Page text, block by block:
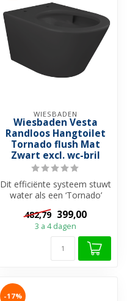
WIESBADEN
Wiesbaden Vesta
Randloos Hangtoilet
Tornado flush Mat
Zwart excl. wc-bril
Dit efficiënte systeem stuwt
water als een ‘Tornado’
door de pot voor een
grondi...
482,79 399,00
3 a 4 dagen
-17%